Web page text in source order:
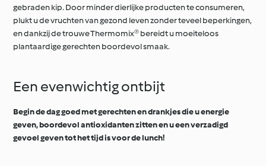
gebraden kip. Door minder dierlijke producten te consumeren,
plukt u de vruchten van gezond leven zonder teveel beperkingen,
en dankzij de trouwe Thermomix® bereidt u moeiteloos
plantaardige gerechten boordevol smaak.
Een evenwichtig ontbijt
Begin de dag goed met gerechten en drankjes die u energie
geven, boordevol antioxidanten zitten en u een verzadigd
gevoel geven tot het tijd is voor de lunch!